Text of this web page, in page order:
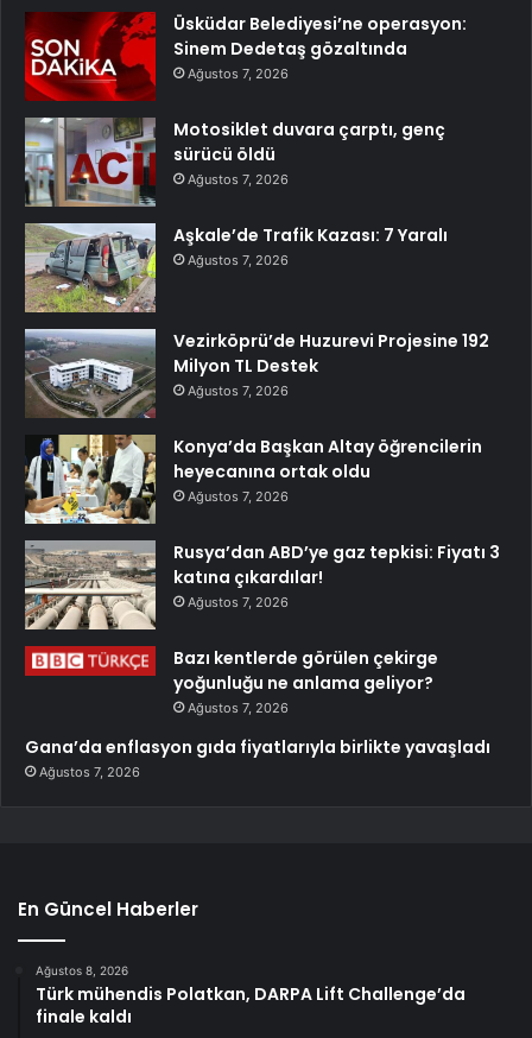
Üsküdar Belediyesi’ne operasyon:
Sinem Dedetaş gözaltında
Ağustos 7, 2026
Motosiklet duvara çarptı, genç
sürücü öldü
Ağustos 7, 2026
Aşkale’de Trafik Kazası: 7 Yaralı
Ağustos 7, 2026
Vezirköprü’de Huzurevi Projesine 192
Milyon TL Destek
Ağustos 7, 2026
Konya’da Başkan Altay öğrencilerin
heyecanına ortak oldu
Ağustos 7, 2026
Rusya’dan ABD’ye gaz tepkisi: Fiyatı 3
katına çıkardılar!
Ağustos 7, 2026
Bazı kentlerde görülen çekirge
yoğunluğu ne anlama geliyor?
Ağustos 7, 2026
Gana’da enflasyon gıda fiyatlarıyla birlikte yavaşladı
Ağustos 7, 2026
En Güncel Haberler
Ağustos 8, 2026
Türk mühendis Polatkan, DARPA Lift Challenge’da
finale kaldı